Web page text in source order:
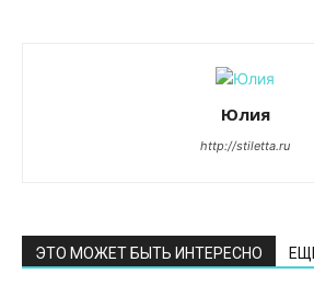
Юлия
http://stiletta.ru
ЭТО МОЖЕТ БЫТЬ ИНТЕРЕСНО